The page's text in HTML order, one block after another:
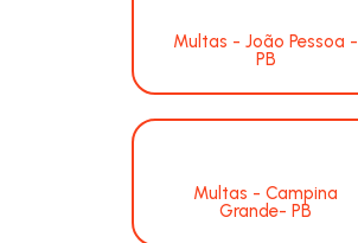
Multas - João Pessoa -
PB
Multas - Campina
Grande- PB